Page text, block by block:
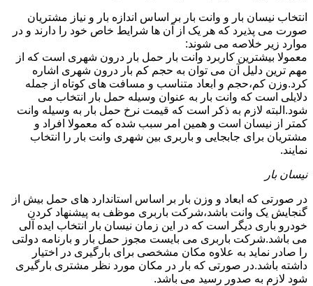
انتخاب نیسان بار و وانت بار بر اساس اندازه بار و نیاز مشتریان
صورت می پذیرد که هر یک از آن ها شرایط خاص خود را دارند و در
موارد زیر خلاصه می شوند:
معمولا بیشترین کاربرد وانت بار حمل بار درون شهری است که از
مهم ترین دلیل آن می توان به حجم کم بار درون شهری اشاره
کرد.وزن کم،حجم و ابعاد متناسب و مسافت های کوتاه از جمله
دلایلی است که وانت بار به عنوان وسیله حمل بار انتخاب می
شود.البته لازم به ذکر است که قیمت نرخ حمل بار به وسیله وانت
کمتر از نیسان است و همین امر سبب شده که معمولا افراد و
مشتریان برای جابجایی و باربری بین شهری وانت بار را انتخاب
نمایند.
نیسان بار
در صورتی که ابعاد و وزن بار بر اساس استاندارد های حمل بیش از
گنجایش یک وانت باشد،شرکت باربری موظف به پیشنهاد کردن
خودرو باری دیگر است که در این زمان نیسان بار انتخاب ایده آلی
می باشد.شرکت باربری می بایست مجوز حمل بار و بارنامه دولتی
را صادر نماید به علاوه مکان مشخصی برای بارگیری در اختیار
داشته باشد.در صورتی که بار در مکان مورد نظر مشتری بارگیری
شود لازم به صدور رسید می باشد.